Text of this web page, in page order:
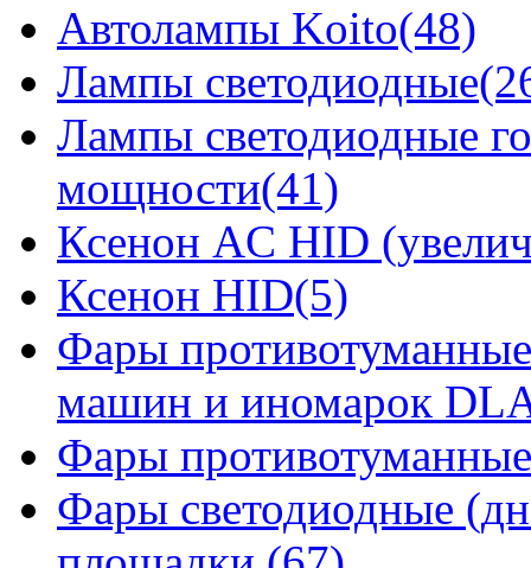
Автолампы Koito(48)
Лампы
Лампы светодиодные
мощности(41)
Ксенон AC HID
Ксенон HID(5)
Фары
машин и иномарок
Фары
Фары светодиодные